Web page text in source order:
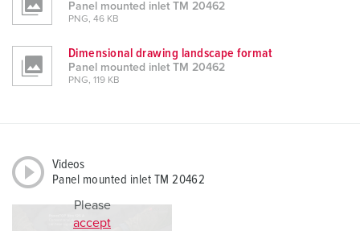
Panel mounted inlet TM 20462
PNG, 46 KB
Dimensional drawing landscape format
Panel mounted inlet TM 20462
PNG, 119 KB
Videos
Panel mounted inlet TM 20462
Please
accept